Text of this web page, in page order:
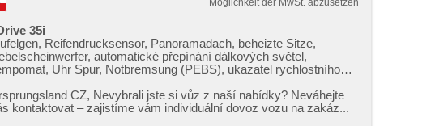
Möglichkeit der MwSt. abzusetzen
35i
Reifendrucksensor, Panoramadach, beheizte Sitze,
automatické přepínání dálkových světel,
Uhr Spur, Notbremsung (PEBS), ukazatel rychlostního
Elektronisches Stabilitätsprogramm (ESP),
(ASR), isofix, Bordcomputer, Autoradio,
CZ,​ Nevybrali jste si vůz z naší nabídky? Neváhejte
kontaktovat – zajistíme vám individuální dovoz vozu na zakáz...